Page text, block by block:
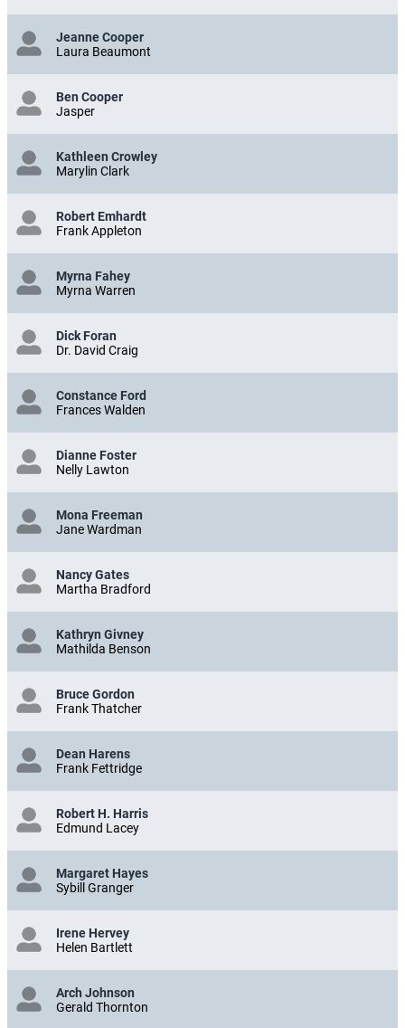
Jeanne Cooper
Laura Beaumont
Ben Cooper
Jasper
Kathleen Crowley
Marylin Clark
Robert Emhardt
Frank Appleton
Myrna Fahey
Myrna Warren
Dick Foran
Dr. David Craig
Constance Ford
Frances Walden
Dianne Foster
Nelly Lawton
Mona Freeman
Jane Wardman
Nancy Gates
Martha Bradford
Kathryn Givney
Mathilda Benson
Bruce Gordon
Frank Thatcher
Dean Harens
Frank Fettridge
Robert H. Harris
Edmund Lacey
Margaret Hayes
Sybill Granger
Irene Hervey
Helen Bartlett
Arch Johnson
Gerald Thornton